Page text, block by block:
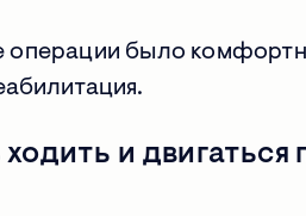
операции было
и двигаться